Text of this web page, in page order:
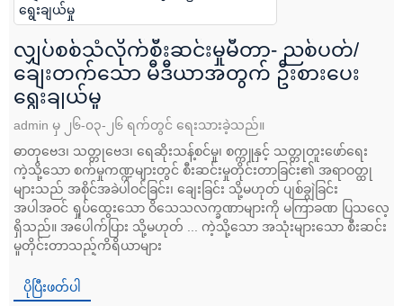
လျှပ်စစ်သံလိုက်စီးဆင်းမှုမီတာ- ညစ်ပတ်/
ချေးတက်သော မီဒီယာအတွက် ဦးစားပေး
ရွေးချယ်မှု
admin မှ ၂၆-၀၃-၂၆ ရက်တွင် ရေးသားခဲ့သည်။
ဓာတုဗေဒ၊ သတ္တုဗေဒ၊ ရေဆိုးသန့်စင်မှု၊ စက္ကူနှင့် သတ္တုတူးဖော်ရေး
ကဲ့သို့သော စက်မှုကဏ္ဍများတွင် စီးဆင်းမှုတိုင်းတာခြင်း၏ အရာဝတ္ထု
များသည် အစိုင်အခဲပါဝင်ခြင်း၊ ချေးခြင်း သို့မဟုတ် ပျစ်ချွဲခြင်း
အပါအဝင် ရှုပ်ထွေးသော ဝိသေသလက္ခဏာများကို မကြာခဏ ပြသလေ့
ရှိသည်။ အပေါက်ပြား သို့မဟုတ် ... ကဲ့သို့သော အသုံးများသော စီးဆင်း
မှုတိုင်းတာသည့်ကိရိယာများ
ပိုပြီးဖတ်ပါ